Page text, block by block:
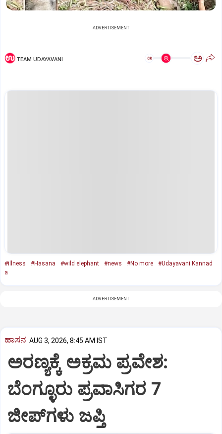
ADVERTISEMENT
TEAM UDAYAVANI ಅ ಅ
#illness #Hasana #wild elephant #news #No more
#Udayavani Kannad
a
ADVERTISEMENT
ಹಾಸನ AUG 3, 2026, 8:45 AM IST
ಅರಣ್ಯಕ್ಕೆ ಅಕ್ರಮ ಪ್ರವೇಶ:
ಬೆಂಗ್ಳೂರು ಪ್ರವಾಸಿಗರ 7
ಜೀಪ್‌ಗಳು ಜಪ್ತಿ